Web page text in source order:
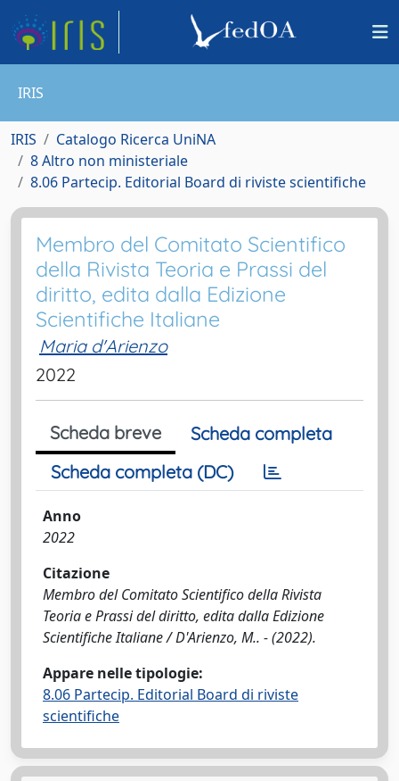
IRIS
IRIS
Catalogo Ricerca UniNA
8 Altro non ministeriale
8.06 Partecip. Editorial Board di riviste scientifiche
Membro del Comitato Scientifico
della Rivista Teoria e Prassi del
diritto, edita dalla Edizione
Scientifiche Italiane
Maria d'Arienzo
2022
Scheda breve
Scheda completa
Scheda completa (DC)
Anno
2022
Citazione
Membro del Comitato Scientifico della Rivista
Teoria e Prassi del diritto, edita dalla Edizione
Scientifiche Italiane / D'Arienzo, M.. - (2022).
Appare nelle tipologie:
8.06 Partecip. Editorial Board di riviste
scientifiche